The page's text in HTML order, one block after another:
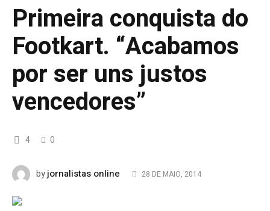
Primeira conquista do
Footkart. “Acabamos
por ser uns justos
vencedores”
4 0
byjornalistas online 28 DE MAIO, 2014